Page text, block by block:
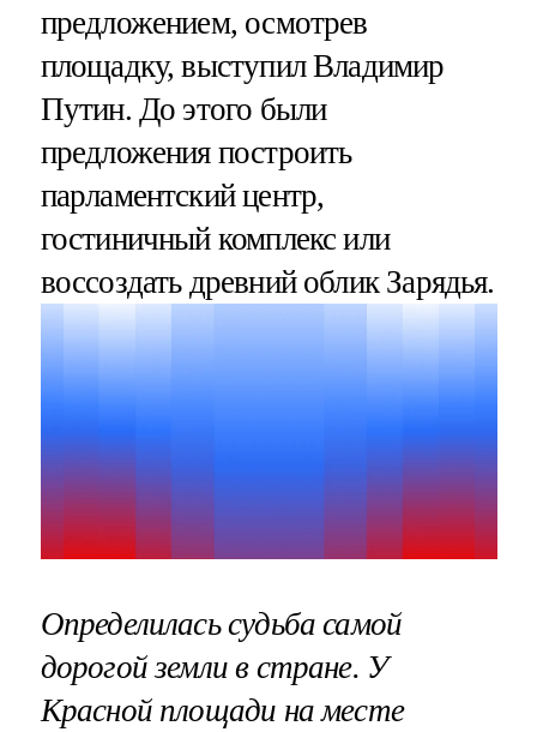
предложением, осмотрев
площадку, выступил Владимир
Путин. До этого были
предложения построить
парламентский центр,
гостиничный комплекс или
воссоздать древний облик Зарядья.
Определилась судьба самой
дорогой земли в стране. У
Красной площади на месте